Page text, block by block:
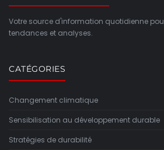
Votre source d'information quotidienne
tendances et analyses.
CATÉGORIES
Changement climatique
Sensibilisation au développement durable
Stratégies de durabilité